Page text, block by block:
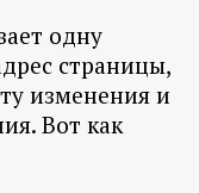
одну
страницы,
изменения и
Вот как